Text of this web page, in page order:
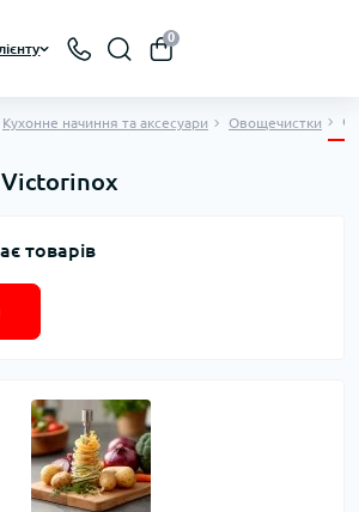
0
Кухонне начиння та аксесуари Овощечистки
товарів